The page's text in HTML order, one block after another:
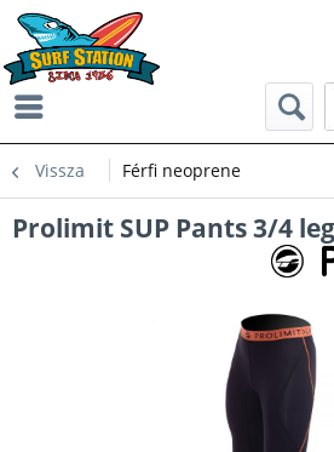
Vissza Férfi neoprene
Prolimit SUP Pants 3/4